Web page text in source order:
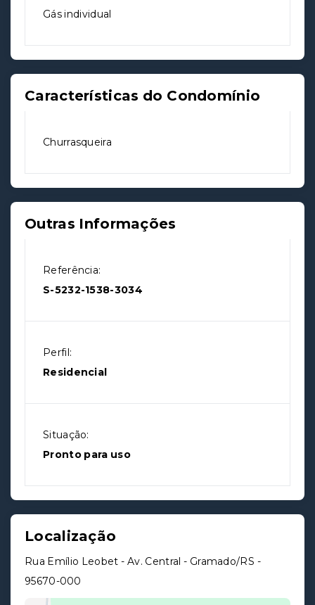
Gás individual
Características do Condomínio
Churrasqueira
Outras Informações
Referência:
S-5232-1538-3034
Perfil:
Residencial
Situação:
Pronto para uso
Localização
Rua Emílio Leobet - Av. Central - Gramado/RS -
95670-000